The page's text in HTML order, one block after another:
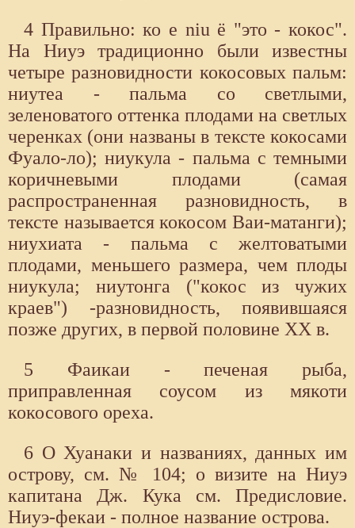
4 Правильно: ко е niu ё "это - кокос".
На Ниуэ традиционно были известны
четыре разновидности кокосовых пальм:
ниутеа - пальма со светлыми,
зеленоватого оттенка плодами на светлых
черенках (они названы в тексте кокосами
Фуало-ло); ниукула - пальма с темными
коричневыми плодами (самая
распространенная разновидность, в
тексте называется кокосом Ваи-матанги);
ниухиата - пальма с желтоватыми
плодами, меньшего размера, чем плоды
ниукула; ниутонга ("кокос из чужих
краев") -разновидность, появившаяся
позже других, в первой половине XX в.
5 Фаикаи - печеная рыба,
приправленная соусом из мякоти
кокосового ореха.
6 О Хуанаки и названиях, данных им
острову, см. № 104; о визите на Ниуэ
капитана Дж. Кука см. Предисловие.
Ниуэ-фекаи - полное название острова.